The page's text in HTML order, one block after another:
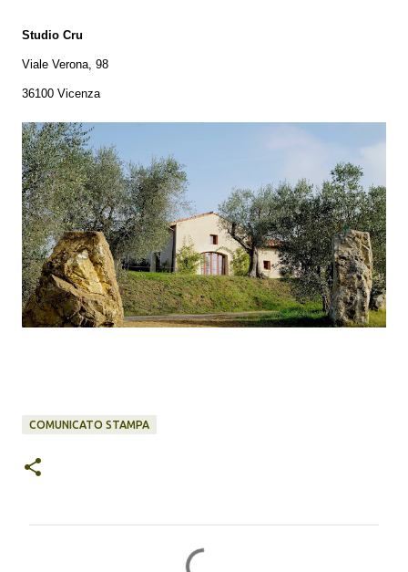
Studio Cru
Viale Verona, 98
36100 Vicenza
COMUNICATO STAMPA